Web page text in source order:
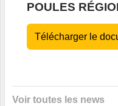
POULES
Télécharger le
Voir toutes les news